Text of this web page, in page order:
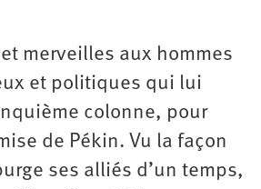
merveilles aux hommes
et politiques qui lui
colonne, pour
de Pékin. Vu la façon
ses alliés d’un temps,